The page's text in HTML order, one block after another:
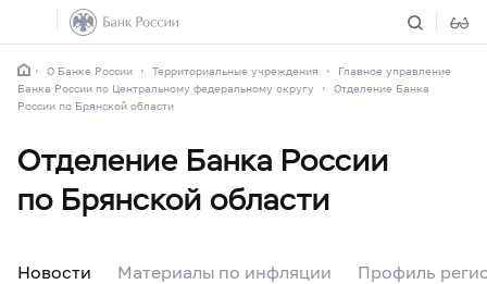
О Банке России Территориальные учреждения
Главное управление
Банка России по Центральному федеральному округу
Отделение Банка
России по Брянской области
Отделение Банка России
по Брянской области
Новости Материалы по инфляции Профиль